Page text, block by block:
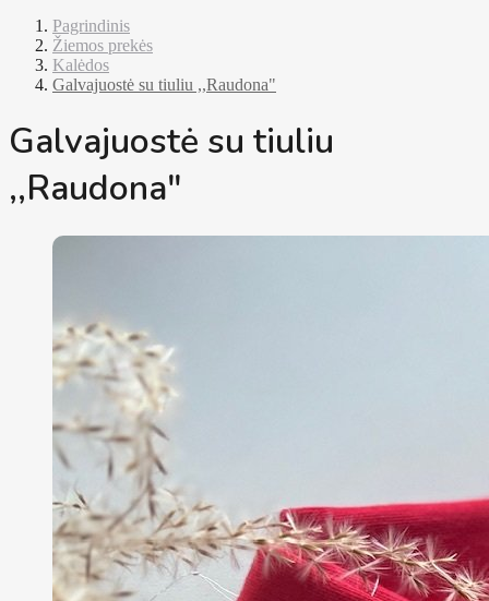
Pagrindinis
Žiemos prekės
Kalėdos
Galvajuostė su tiuliu ,,Raudona"
Galvajuostė su tiuliu
,,Raudona"